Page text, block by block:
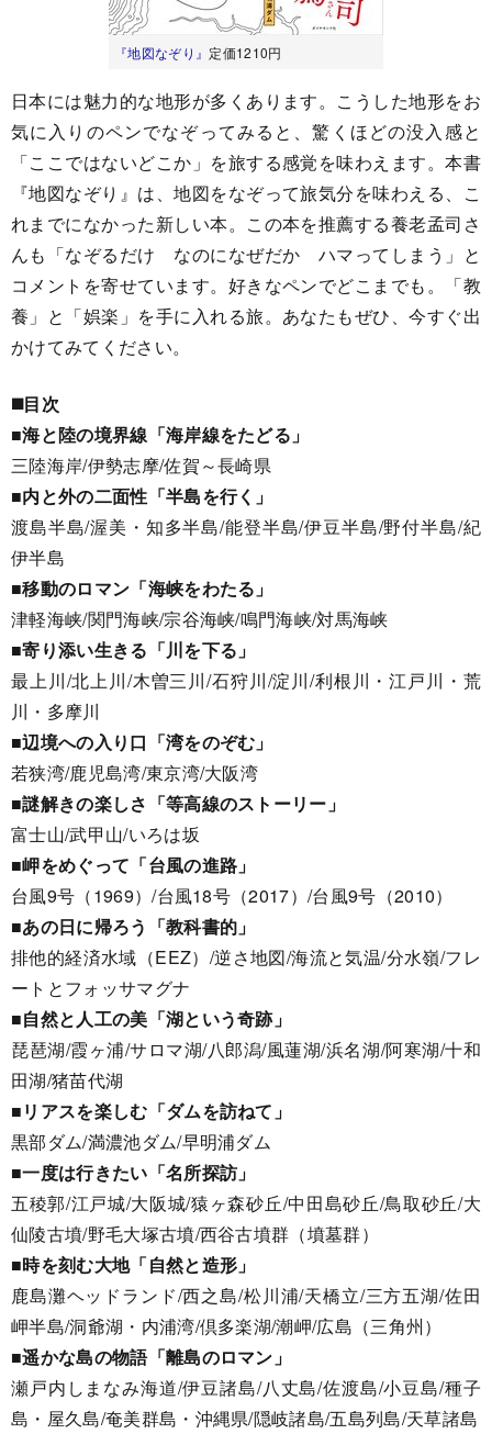
『地図なぞり』 定価1210円
日本には魅力的な地形が多くあります。こうした地形をお
気に入りのペンでなぞってみると、驚くほどの没入感と
「ここではないどこか」を旅する感覚を味わえます。本書
『地図なぞり』は、地図をなぞって旅気分を味わえる、こ
れまでになかった新しい本。この本を推薦する養老孟司さ
んも「なぞるだけ なのになぜだか ハマってしまう」と
コメントを寄せています。好きなペンでどこまでも。「教
養」と「娯楽」を手に入れる旅。あなたもぜひ、今すぐ出
かけてみてください。
◼️目次
■海と陸の境界線「海岸線をたどる」
三陸海岸/伊勢志摩/佐賀～長崎県
■内と外の二面性「半島を行く」
渡島半島/渥美・知多半島/能登半島/伊豆半島/野付半島/紀
伊半島
■移動のロマン「海峡をわたる」
津軽海峡/関門海峡/宗谷海峡/鳴門海峡/対馬海峡
■寄り添い生きる「川を下る」
最上川/北上川/木曽三川/石狩川/淀川/利根川・江戸川・荒
川・多摩川
■辺境への入り口「湾をのぞむ」
若狭湾/鹿児島湾/東京湾/大阪湾
■謎解きの楽しさ「等高線のストーリー」
富士山/武甲山/いろは坂
■岬をめぐって「台風の進路」
台風9号（1969）/台風18号（2017）/台風9号（2010）
■あの日に帰ろう「教科書的」
排他的経済水域（EEZ）/逆さ地図/海流と気温/分水嶺/フレ
ートとフォッサマグナ
■自然と人工の美「湖という奇跡」
琵琶湖/霞ヶ浦/サロマ湖/八郎潟/風蓮湖/浜名湖/阿寒湖/十和
田湖/猪苗代湖
■リアスを楽しむ「ダムを訪ねて」
黒部ダム/満濃池ダム/早明浦ダム
■一度は行きたい「名所探訪」
五稜郭/江戸城/大阪城/猿ヶ森砂丘/中田島砂丘/鳥取砂丘/大
仙陵古墳/野毛大塚古墳/西谷古墳群（墳墓群）
■時を刻む大地「自然と造形」
鹿島灘ヘッドランド/西之島/松川浦/天橋立/三方五湖/佐田
岬半島/洞爺湖・内浦湾/倶多楽湖/潮岬/広島（三角州）
■遥かな島の物語「離島のロマン」
瀬戸内しまなみ海道/伊豆諸島/八丈島/佐渡島/小豆島/種子
島・屋久島/奄美群島・沖縄県/隠岐諸島/五島列島/天草諸島